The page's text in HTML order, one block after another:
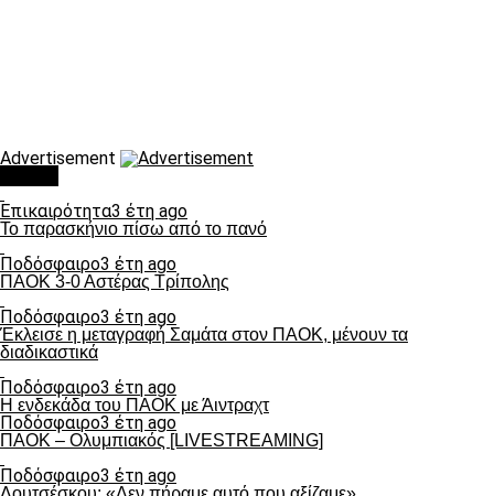
Advertisement
Επικαιρότητα3 έτη ago
Το παρασκήνιο πίσω από το πανό
Ποδόσφαιρο3 έτη ago
ΠΑΟΚ 3-0 Αστέρας Τρίπολης
Ποδόσφαιρο3 έτη ago
Έκλεισε η μεταγραφή Σαμάτα στον ΠΑΟΚ, μένουν τα
διαδικαστικά
Ποδόσφαιρο3 έτη ago
Η ενδεκάδα του ΠΑΟΚ με Άιντραχτ
Ποδόσφαιρο3 έτη ago
ΠΑΟΚ – Ολυμπιακός [LIVESTREAMING]
Ποδόσφαιρο3 έτη ago